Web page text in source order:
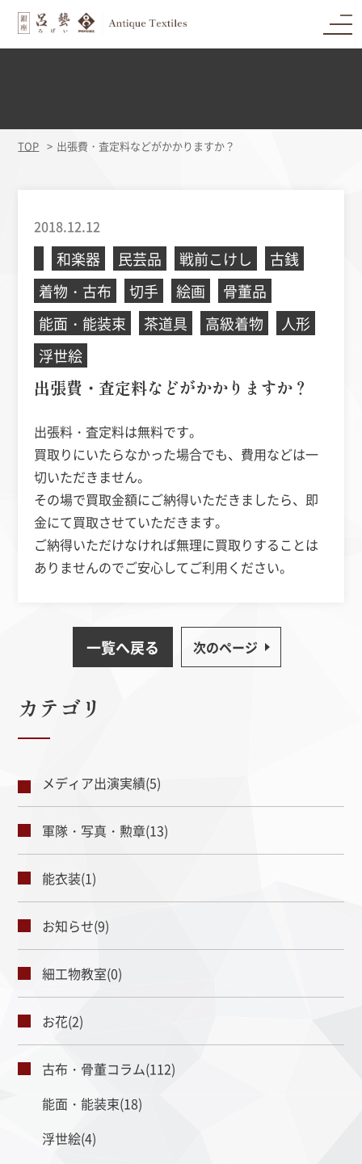
TOP 出張費・査定料などがかかりますか？
2018.12.12
和楽器 民芸品 戦前こけし
古銭
着物・古布
切手 絵画
骨董品
能面・能装束
茶道具 高級着物
人形
浮世絵
出張費・査定料などがかかりますか？
出張料・査定料は無料です。
買取りにいたらなかった場合でも、費用などは一
切いただきません。
その場で買取金額にご納得いただきましたら、即
金にて買取させていただきます。
ご納得いただけなければ無理に買取りすることは
ありませんのでご安心してご利用ください。
一覧へ戻る 次のページ
カテゴリ
メディア出演実績(5)
軍隊・写真・勲章(13)
能衣装(1)
お知らせ(9)
細工物教室(0)
お花(2)
古布・骨董コラム(112)
能面・能装束(18)
浮世絵(4)